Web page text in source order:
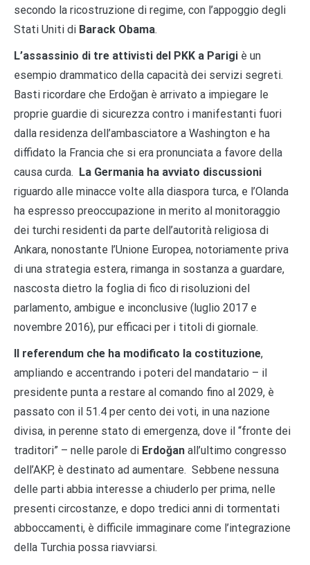
secondo la ricostruzione di regime, con l’appoggio degli
Stati Uniti di Barack Obama.
L’assassinio di tre attivisti del PKK a Parigi è un
esempio drammatico della capacità dei servizi segreti.
Basti ricordare che Erdoğan è arrivato a impiegare le
proprie guardie di sicurezza contro i manifestanti fuori
dalla residenza dell’ambasciatore a Washington e ha
diffidato la Francia che si era pronunciata a favore della
causa curda. La Germania ha avviato discussioni
riguardo alle minacce volte alla diaspora turca, e l’Olanda
ha espresso preoccupazione in merito al monitoraggio
dei turchi residenti da parte dell’autorità religiosa di
Ankara, nonostante l’Unione Europea, notoriamente priva
di una strategia estera, rimanga in sostanza a guardare,
nascosta dietro la foglia di fico di risoluzioni del
parlamento, ambigue e inconclusive (luglio 2017 e
novembre 2016), pur efficaci per i titoli di giornale.
Il referendum che ha modificato la costituzione,
ampliando e accentrando i poteri del mandatario – il
presidente punta a restare al comando fino al 2029, è
passato con il 51.4 per cento dei voti, in una nazione
divisa, in perenne stato di emergenza, dove il “fronte dei
traditori” – nelle parole di Erdoğan all’ultimo congresso
dell’AKP, è destinato ad aumentare. Sebbene nessuna
delle parti abbia interesse a chiuderlo per prima, nelle
presenti circostanze, e dopo tredici anni di tormentati
abboccamenti, è difficile immaginare come l’integrazione
della Turchia possa riavviarsi.